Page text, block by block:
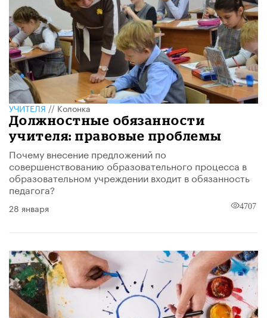
УЧИТЕЛЯ//Колонка
Должностные обязанности
учителя: правовые проблемы
Почему внесение предложений по
совершенствованию образовательного процесса в
образовательном учреждении входит в обязанность
педагога?
28 января 4707